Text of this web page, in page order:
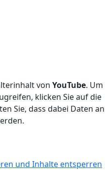
von YouTube. Um
klicken Sie auf die
Sie, dass dabei Daten an
und Inhalte entsperren